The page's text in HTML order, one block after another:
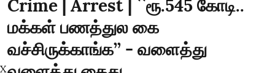
Crime | Arrest | ``ரூ.545 கோடி..
மக்கள் பணத்துல கை
வச்சிருக்காங்க’’ - வளைத்து
X